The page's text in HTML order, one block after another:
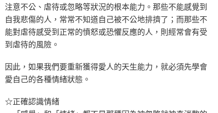
注意不公、虐待或忽略等狀況的根本能力。那些不能感覺到
自我悲傷的人，常常不知道自己被不公地排擠了；而那些不
能對虐待感受到正常的憤怒或恐懼反應的人，則經常會有受
到虐待的風險。
因此，如果我們要重新獲得愛人的天生能力，就必須先學會
愛自己的各種情緒狀態。
☆正確認識情緒